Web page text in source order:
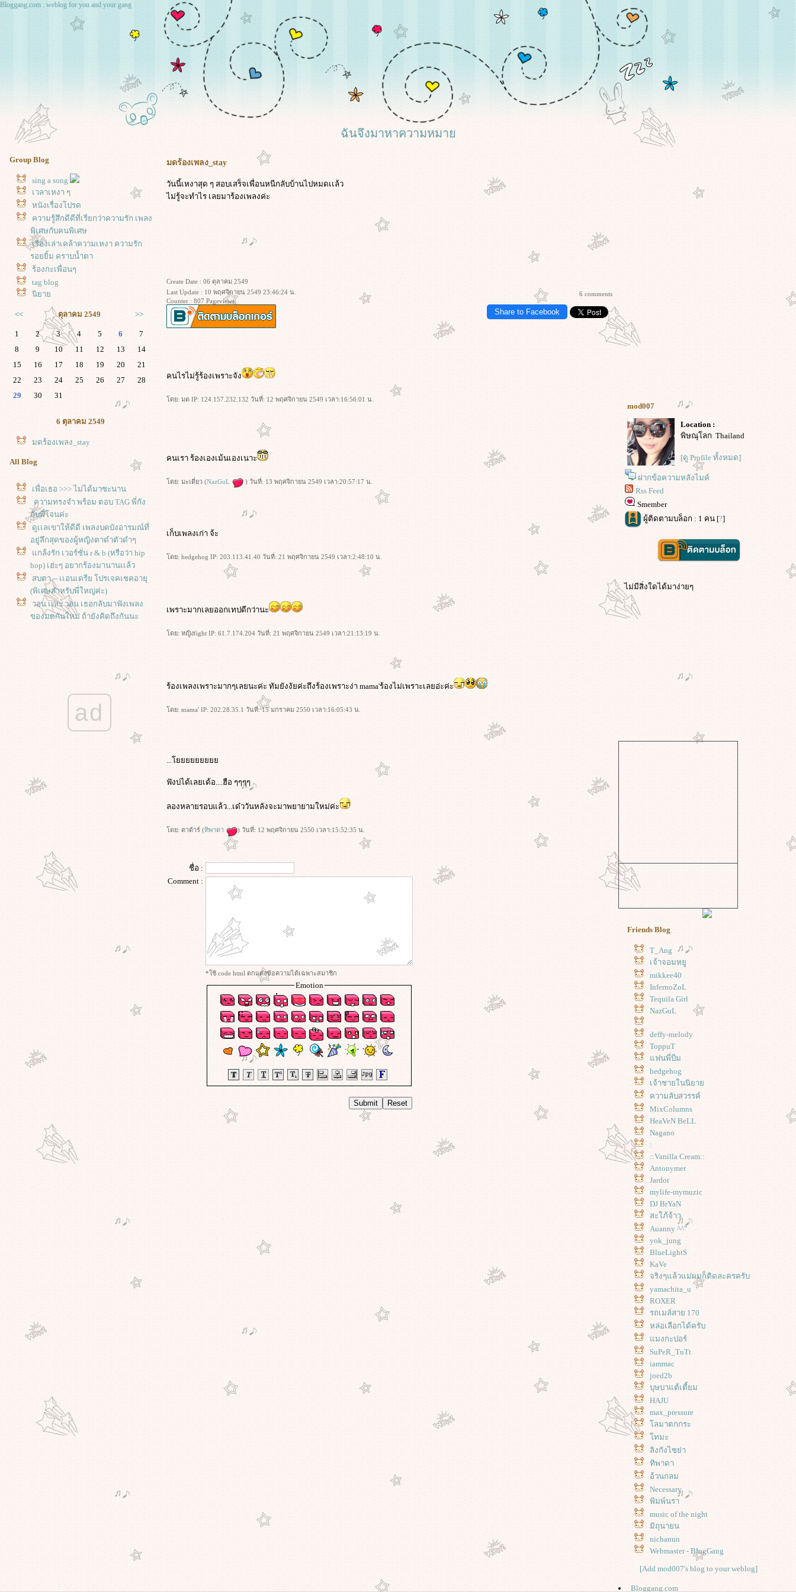
Bloggang.com : weblog for you and your gang
ฉันจึงมาหาความหมา
Group Blog
sing a song
เวลาเหงา ๆ
หนังเรื่องโปรด
ความรู้สึกดีดีที่เรียกว่าความรัก เพลง
พิเศษกับคนพิเศษ
เรื่องเล่าเคล้าความเหงา ความรัก
รอยยิ้ม คราบน้ำตา
ร้องกะเพื่อนๆ
tag blog
นิยา
<< ตุลาคม 2549 >>
1 2 3 4 5 6
7
8
9 10 11 12 13
14
15
16 17 18 19 20
21
22
23 24 25 26 27
28
29
30 31
6 ตุลาคม 2549
มดร้องเพลง_stay
All Blog
เพื่อเธอ >>> ไม่ได้มาซะนาน
ความทรงจำ พร้อม ตอบ TAG พี่กัง
กับพี่โจนค่ะ
ดูเเลเขาให้ดีดี เพลงบดบังอารมณ์ที่
อยู่ลึกสุดของผู้หญิงตาดำตัวดำๆ
กล้งรัก เวอร์ชั่น r & b (หรือว่า hip
hop) เฮ่ะๆ อยากร้องมานานเเล้ว
สบตา -- เเอนเดรีย โปรเจคเชคอายุ
(พิเศษสำหรับพี่ใหญ่ค่ะ)
วอน เเละ วอน เธอกลับมาฟังเพลง
ของมดกันใหม่ ถ้ายังคิดถึงกันนะ
จูบเย้ยจันทร์ ร้องเเบบสนุกสุขสม
mod007 กับ เอ็ม MixColumns เอา
เเล้วเจ้าเอ๋ย ติดใจเพลงลูกทุ่งเเล้ว
ความรักจากฉัน ไม่มีสิ่งไหน หนึ่ง
มิตรชิดใกล้ kissme *-*-*-*อัพบ้าคลั่ง
จ้า
หากันจนเจอ mod007 feat.NazGuL
มดมาร้องเพลง ฉันจะจำเธอไปใน
บบนี้
มดร้องเพลง_stay
ad
มดร้องเพลง_stay
วันนี้เหงาสุด ๆ สอบเสร็จเพื่อนหนีกลับบ้านไปหมดเเล้ว
ไม่รู้จะทำไร เลยมาร้องเพลงค่ะ
Create Date : 06 ตุลาคม 2549
Last Update : 10 พฤศจิกายน 2549 23:46:24 น.
Counter : 807 Pageviews.
6 comments
Share to Facebook
คนไรไม่รู้ร้องเพราะจัง
ดย: มด IP: 124.157.232.132 วันที่: 12 พฤศจิกายน 2549 เวลา:16:56:01 น.
คนเรา ร้องเองเม้นเองเนาะ
ดย: มะเดี่ยว (NazGuL ) วันที่: 13 พฤศจิกายน 2549 เวลา:20:57:17 น.
เก็บเพลงเก่า จ้ะ
ดย: hedgehog IP: 203.113.41.40 วันที่: 21 พฤศจิกายน 2549 เวลา:2:48:10 น.
เพราะมากเลยออกเทปดีกว่านะ
ดย: หญิงfight IP: 61.7.174.204 วันที่: 21 พฤศจิกายน 2549 เวลา:21:13:19 น.
ร้องเพลงเพราะมากๆเลยนะค่ะ ทัมยังงัยค่ะถึงร้องเพราะง่า mama'ร้องไม่เพราะเลยอ่ะค่ะ
ดย: mama' IP: 202.28.35.1 วันที่: 15 มกราคม 2550 เวลา:16:05:43 น.
...
ฟังบ่ได้เลยเด้อ....ฮือ ๆๆๆๆ
ลองหลายรอบแล้ว...เด๋ววันหลังจะมาพยายามใหม่ค่ะ
ดย: ตาต้าร์ (ทิพาดา ) วันที่: 12 พฤศจิกายน 2550 เวลา:15:52:35 น.
ชื่อ :
Comment :
*ใช้ code html ตกแต่งข้อความได้เฉพาะสมาชิก
Emotion
mod007
Location :
พิษณุโลก Thailand
[ดู Profile ทั้งหมด]
ฝากข้อความหลังไมค์
Rss Feed
Smember
ผู้ติดตามบล็อก : 1 คน [?]
ไม่มีสิ่งใดได้มาง่ายๆ
Friends Blog
T_Ang
เจ้าจอมหยู
mikkee40
InfernoZoL
Tequila Girl
NazGuL
deffy-melody
ToppuT
ฟนพี่บีม
hedgehog
เจ้าชายในนิยา
ความลับสวรรค์
MixColumns
HeaVeN BeLL
Nagano
:
::Vanilla Cream::
Antonymer
Jardor
mylife-mymuzic
DJ BrYaN
สะใภ้จ้าว
Auanny ^^"
yok_jung
BlueLightS
KaVe
จริงๆแล้วแม่ผมก็ติดละครครับ
yamachita_u
ROXER
รถเมล์สาย 170
หล่อเลือกได้ครับ
มงกะปอร์
SuPeR_TuTt
iammac
joed2b
บุษบาแต้เตี้ยม
HAJU
max_pressure
ลมาตกกระ
ทมะ
ลิงกังไซย่า
ทิพาดา
อ้วนกลม
Necessary
พิมพ์นรา
music of the night
มิถุนายน
nichanun
Webmaster - BlogGang
[Add mod007's blog to your weblog]
Bloggang.com